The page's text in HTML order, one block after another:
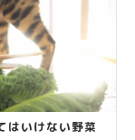
はいけない野菜